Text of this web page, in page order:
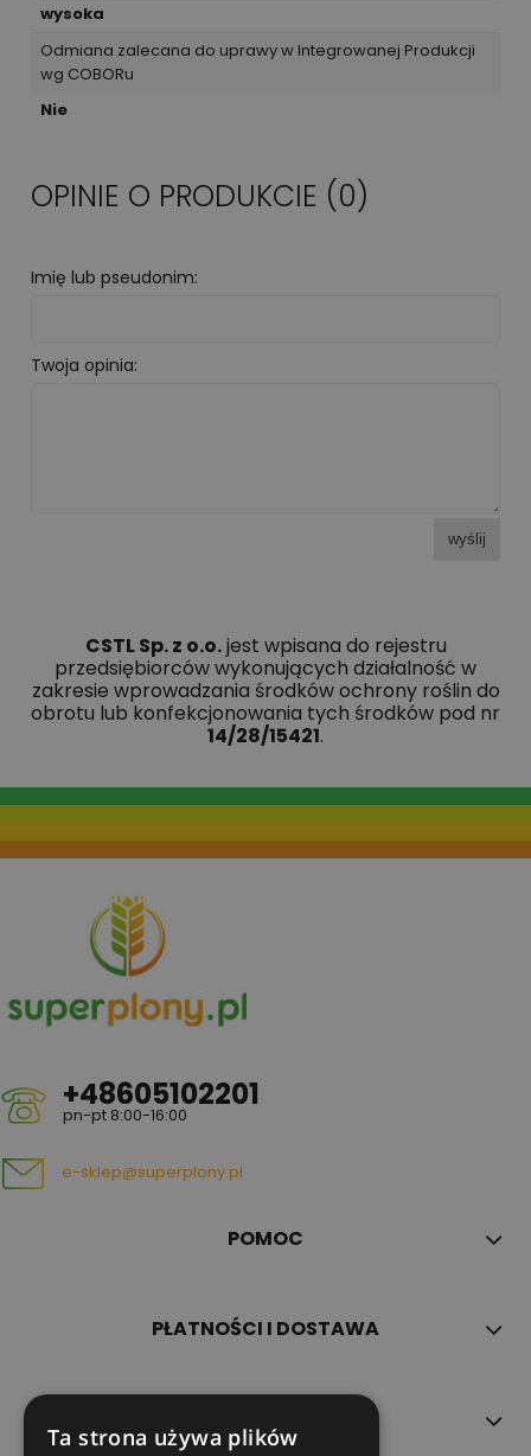
wysoka
Odmiana zalecana do uprawy w Integrowanej Produkcji
wg COBORu
Nie
OPINIE O PRODUKCIE (0)
Imię lub pseudonim:
Twoja opinia:
wyślij
CSTL Sp. z o.o.jest wpisana do rejestru
przedsiębiorców wykonujących działalność w
zakresie wprowadzania środków ochrony roślin do
obrotu lub konfekcjonowania tych środków pod nr
14/28/15421.
+48605102201
pn-pt 8:00-16:00
e-sklep@superplony.pl
POMOC
PŁATNOŚCI I DOSTAWA
Ta strona używa plików